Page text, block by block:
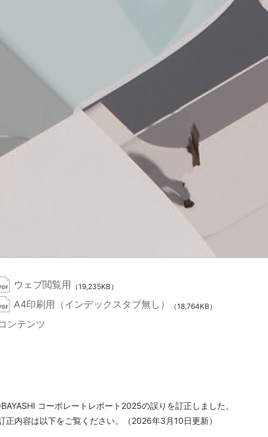
ウェブ閲覧用 （19,235KB）
A4印刷用（インデックスタブ無し） （18,764KB）
ンテンツ
コーポレートレポート2025の誤りを訂正しました。
内容は以下をご覧ください。（2026年3月10日更新）